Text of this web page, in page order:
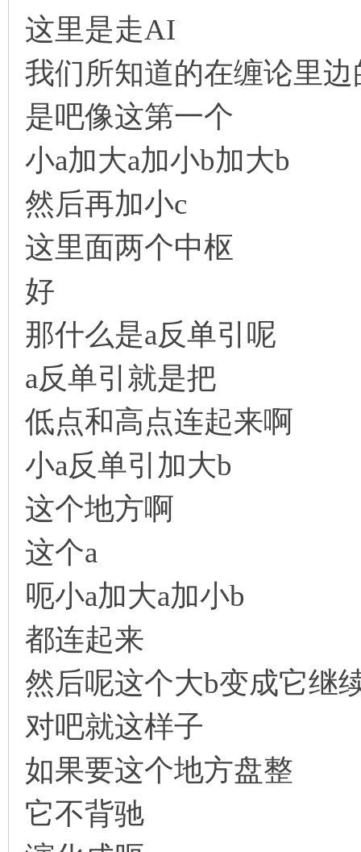
这里是走AI
我们所知道的在缠论里
是吧像这第一个
小a加大a加小b加大b
然后再加小c
这里面两个中枢
好
那什么是a反单引呢
a反单引就是把
低点和高点连起来啊
小a反单引加大b
这个地方啊
这个a
呃小a加大a加小b
都连起来
然后呢这个大b变成它继
对吧就这样子
如果要这个地方盘整
它不背驰